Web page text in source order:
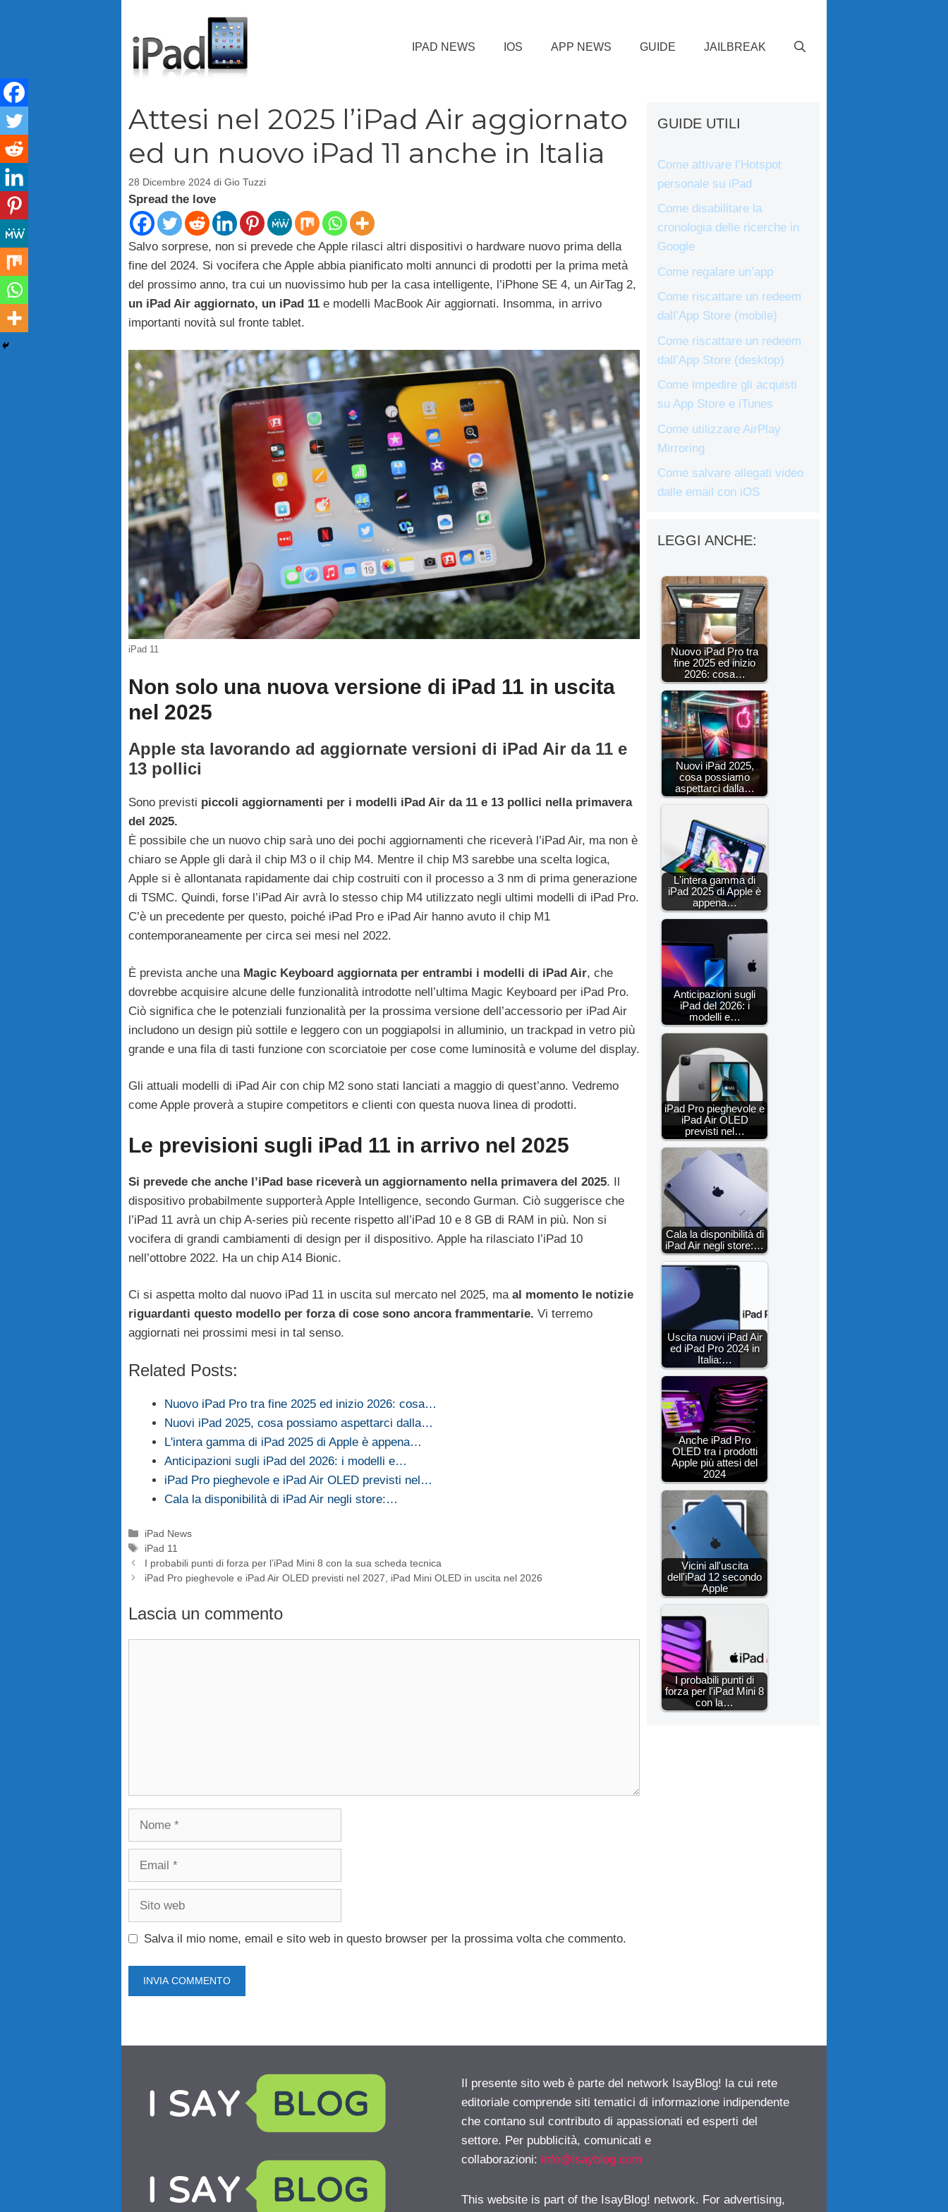
IPAD NEWS IOS APP NEWS GUIDE JAILBREAK
Attesi nel 2025 l’iPad Air aggiornato
ed un nuovo iPad 11 anche in Italia
28 Dicembre 2024 di Gio Tuzzi
Spread the love
Salvo sorprese, non si prevede che Apple rilasci altri dispositivi o hardware nuovo prima della
fine del 2024. Si vocifera che Apple abbia pianificato molti annunci di prodotti per la prima metà
del prossimo anno, tra cui un nuovissimo hub per la casa intelligente, l’iPhone SE 4, un AirTag 2,
un iPad Air aggiornato, un iPad 11 e modelli MacBook Air aggiornati. Insomma, in arrivo
importanti novità sul fronte tablet.
iPad 11
Non solo una nuova versione di iPad 11 in uscita
nel 2025
Apple sta lavorando ad aggiornate versioni di iPad Air da 11 e
13 pollici
Sono previsti piccoli aggiornamenti per i modelli iPad Air da 11 e 13 pollici nella primavera
del 2025.
È possibile che un nuovo chip sarà uno dei pochi aggiornamenti che riceverà l’iPad Air, ma non è
chiaro se Apple gli darà il chip M3 o il chip M4. Mentre il chip M3 sarebbe una scelta logica,
Apple si è allontanata rapidamente dai chip costruiti con il processo a 3 nm di prima generazione
di TSMC. Quindi, forse l’iPad Air avrà lo stesso chip M4 utilizzato negli ultimi modelli di iPad Pro.
C’è un precedente per questo, poiché iPad Pro e iPad Air hanno avuto il chip M1
contemporaneamente per circa sei mesi nel 2022.
È prevista anche una Magic Keyboard aggiornata per entrambi i modelli di iPad Air, che
dovrebbe acquisire alcune delle funzionalità introdotte nell’ultima Magic Keyboard per iPad Pro.
Ciò significa che le potenziali funzionalità per la prossima versione dell’accessorio per iPad Air
includono un design più sottile e leggero con un poggiapolsi in alluminio, un trackpad in vetro più
grande e una fila di tasti funzione con scorciatoie per cose come luminosità e volume del display.
Gli attuali modelli di iPad Air con chip M2 sono stati lanciati a maggio di quest’anno. Vedremo
come Apple proverà a stupire competitors e clienti con questa nuova linea di prodotti.
Le previsioni sugli iPad 11 in arrivo nel 2025
Si prevede che anche l’iPad base riceverà un aggiornamento nella primavera del 2025. Il
dispositivo probabilmente supporterà Apple Intelligence, secondo Gurman. Ciò suggerisce che
l’iPad 11 avrà un chip A-series più recente rispetto all’iPad 10 e 8 GB di RAM in più. Non si
vocifera di grandi cambiamenti di design per il dispositivo. Apple ha rilasciato l’iPad 10
nell’ottobre 2022. Ha un chip A14 Bionic.
Ci si aspetta molto dal nuovo iPad 11 in uscita sul mercato nel 2025, ma al momento le notizie
riguardanti questo modello per forza di cose sono ancora frammentarie. Vi terremo
aggiornati nei prossimi mesi in tal senso.
Related Posts:
Nuovo iPad Pro tra fine 2025 ed inizio 2026: cosa…
Nuovi iPad 2025, cosa possiamo aspettarci dalla…
L'intera gamma di iPad 2025 di Apple è appena…
Anticipazioni sugli iPad del 2026: i modelli e…
iPad Pro pieghevole e iPad Air OLED previsti nel…
Cala la disponibilità di iPad Air negli store:…
Categorie
iPad News
Tag
iPad 11
I probabili punti di forza per l’iPad Mini 8 con la sua scheda tecnica
iPad Pro pieghevole e iPad Air OLED previsti nel 2027, iPad Mini OLED in uscita nel 2026
Lascia un commento
Salva il mio nome, email e sito web in questo browser per la prossima volta che commento.
GUIDE UTILI
Come attivare l’Hotspot
personale su iPad
Come disabilitare la
cronologia delle ricerche in
Google
Come regalare un’app
Come riscattare un redeem
dall’App Store (mobile)
Come riscattare un redeem
dall’App Store (desktop)
Come impedire gli acquisti
su App Store e iTunes
Come utilizzare AirPlay
Mirroring
Come salvare allegati video
dalle email con iOS
LEGGI ANCHE:
Nuovo iPad Pro tra
fine 2025 ed inizio
2026: cosa…
Nuovi iPad 2025,
cosa possiamo
aspettarci dalla…
L'intera gamma di
iPad 2025 di Apple è
appena…
Anticipazioni sugli
iPad del 2026: i
modelli e…
iPad Pro pieghevole e
iPad Air OLED
previsti nel…
Cala la disponibilità di
iPad Air negli store:…
Uscita nuovi iPad Air
ed iPad Pro 2024 in
Italia:…
Anche iPad Pro
OLED tra i prodotti
Apple più attesi del
2024
Vicini all'uscita
dell'iPad 12 secondo
Apple
I probabili punti di
forza per l'iPad Mini 8
con la…
Il presente sito web è parte del network IsayBlog! la cui rete
editoriale comprende siti tematici di informazione indipendente
che contano sul contributo di appassionati ed esperti del
settore. Per pubblicità, comunicati e
collaborazioni: info@isayblog.com
This website is part of the IsayBlog! network. For advertising,